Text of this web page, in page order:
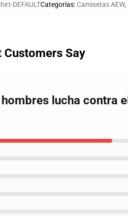
DEFAULTCategorías: Camisetas AEW,
Customers Say
lucha contra